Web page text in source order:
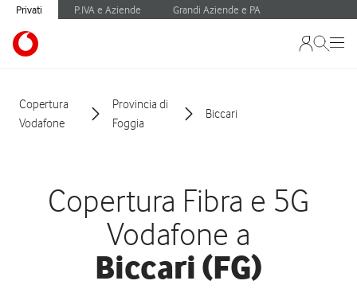
Privati P.IVA e Aziende Grandi Aziende e PA
Copertura
Vodafone
Provincia di
Foggia
Biccari
Copertura Fibra e 5G
Vodafone a
Biccari (FG)